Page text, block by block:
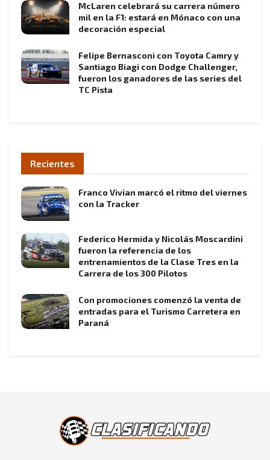
McLaren celebrará su carrera número
mil en la F1: estará en Mónaco con una
decoración especial
Felipe Bernasconi con Toyota Camry y
Santiago Biagi con Dodge Challenger,
fueron los ganadores de las series del
TC Pista
Recientes
Franco Vivian marcó el ritmo del viernes
con la Tracker
Federico Hermida y Nicolás Moscardini
fueron la referencia de los
entrenamientos de la Clase Tres en la
Carrera de los 300 Pilotos
Con promociones comenzó la venta de
entradas para el Turismo Carretera en
Paraná